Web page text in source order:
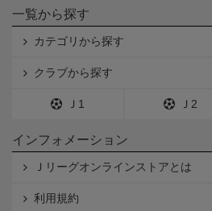
一覧から探す
カテゴリから探す
クラブから探す
Ｊ1 Ｊ2
インフォメーション
Ｊリーグオンラインストアとは
利用規約